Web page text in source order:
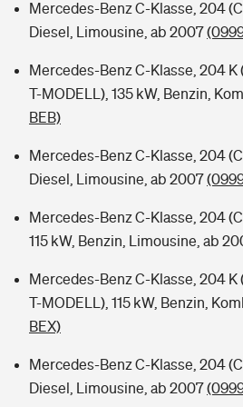
Mercedes-Benz C-Klasse, 204 (C
Diesel, Limousine, ab 2007
Mercedes-Benz C-Klasse, 204 K
T-MODELL), 135 kW, Benzin,
BEB)
Mercedes-Benz C-Klasse, 204 (C
Diesel, Limousine, ab 2007
Mercedes-Benz C-Klasse, 204 (C
115 kW, Benzin, Limousine, ab
Mercedes-Benz C-Klasse, 204 K
T-MODELL), 115 kW, Benzin,
BEX)
Mercedes-Benz C-Klasse, 204
Diesel, Limousine, ab 2007